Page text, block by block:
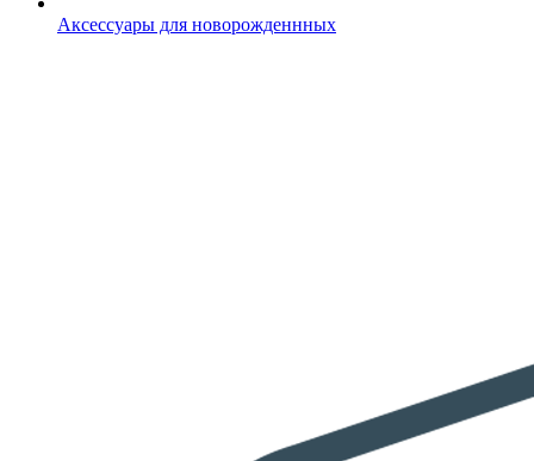
Аксессуары для новорожденнных